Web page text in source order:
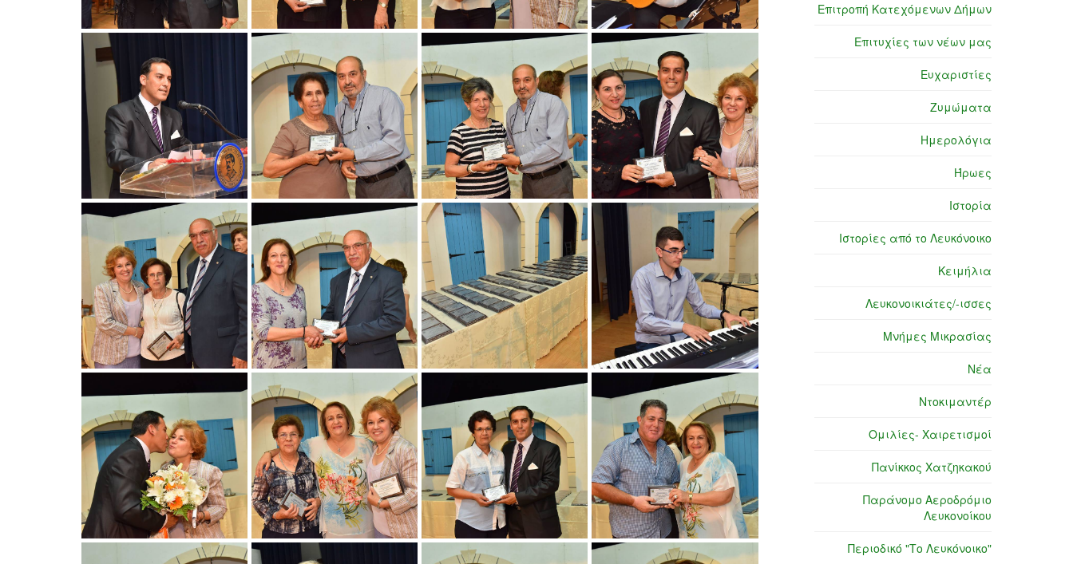
Επιτροπή Κατεχόμενων Δήμων
Επιτυχίες των νέων μας
Ευχαριστίες
Ζυμώματα
Ημερολόγια
Ήρωες
Ιστορία
Ιστορίες από το Λευκόνοικο
Κειμήλια
Λευκονοικιάτες/-ισσες
Μνήμες Μικρασίας
Νέα
Ντοκιμαντέρ
Ομιλίες- Χαιρετισμοί
Πανίκκος Χατζηκακού
Παράνομο Αεροδρόμιο
Λευκονοίκου
Περιοδικό "Το Λευκόνοικο"